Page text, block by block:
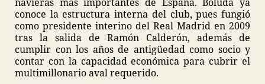
conoce la estructura interna del club, pues fungió
como presidente interino del Real Madrid en 2009
tras la salida de Ramón Calderón, además de
cumplir con los años de antigüedad como socio y
contar con la capacidad económica para cubrir el
multimillonario aval requerido.